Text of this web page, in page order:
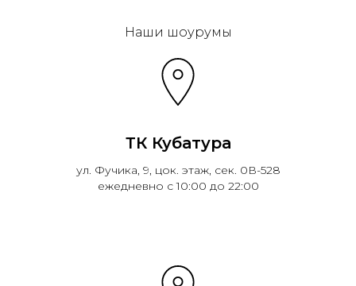
Наши шоурумы
ТК Кубатура
ул. Фучика, 9, цок. этаж, сек. 0В-528
ежедневно с 10:00 до 22:00